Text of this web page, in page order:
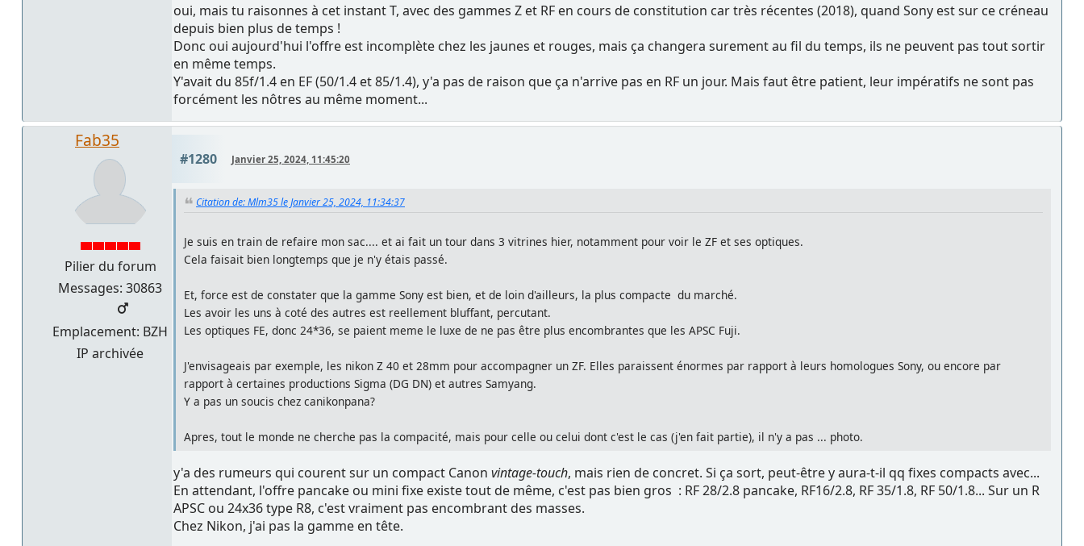
oui, mais tu raisonnes à cet instant T, avec des gammes Z et RF en cours de constitution car très récentes (2018), quand Sony est sur ce créneau
depuis bien plus de temps !
Donc oui aujourd'hui l'offre est incomplète chez les jaunes et rouges, mais ça changera surement au fil du temps, ils ne peuvent pas tout sortir
en même temps.
Y'avait du 85f/1.4 en EF (50/1.4 et 85/1.4), y'a pas de raison que ça n'arrive pas en RF un jour. Mais faut être patient, leur impératifs ne sont pas
forcément les nôtres au même moment...
Fab35
Pilier du forum
Messages: 30863
Emplacement: BZH
IP archivée
#1280 Janvier 25, 2024, 11:45:20
Citation de: Mlm35 le Janvier 25, 2024, 11:34:37
Je suis en train de refaire mon sac.... et ai fait un tour dans 3 vitrines hier, notamment pour voir le ZF et ses optiques.
Cela faisait bien longtemps que je n'y étais passé.
Et, force est de constater que la gamme Sony est bien, et de loin d'ailleurs, la plus compacte du marché.
Les avoir les uns à coté des autres est reellement bluffant, percutant.
Les optiques FE, donc 24*36, se paient meme le luxe de ne pas être plus encombrantes que les APSC Fuji.
J'envisageais par exemple, les nikon Z 40 et 28mm pour accompagner un ZF. Elles paraissent énormes par rapport à leurs homologues Sony, ou encore par
rapport à certaines productions Sigma (DG DN) et autres Samyang.
Y a pas un soucis chez canikonpana?
Apres, tout le monde ne cherche pas la compacité, mais pour celle ou celui dont c'est le cas (j'en fait partie), il n'y a pas ... photo.
y'a des rumeurs qui courent sur un compact Canon vintage-touch, mais rien de concret. Si ça sort, peut-être y aura-t-il qq fixes compacts avec...
En attendant, l'offre pancake ou mini fixe existe tout de même, c'est pas bien gros : RF 28/2.8 pancake, RF16/2.8, RF 35/1.8, RF 50/1.8... Sur un R
APSC ou 24x36 type R8, c'est vraiment pas encombrant des masses.
Chez Nikon, j'ai pas la gamme en tête.